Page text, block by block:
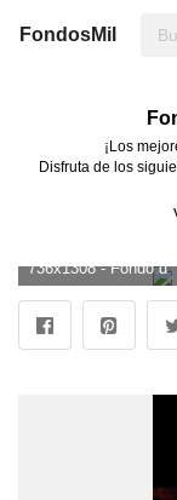
FondosMil
¡Los
Disfruta de los
736x1308 - Fondo de pantalla